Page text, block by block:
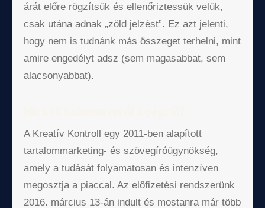
árát előre rögzítsük és ellenőriztessük velük,
csak utána adnak „zöld jelzést”. Ez azt jelenti,
hogy nem is tudnánk más összeget terhelni, mint
amire engedélyt adsz (sem magasabbat, sem
alacsonyabbat).
A Kreatív Kontroll egy 2011-ben alapított
tartalommarketing- és szövegíróügynökség,
amely a tudását folyamatosan és intenzíven
megosztja a piaccal. Az előfizetési rendszerünk
2016. március 13-án indult és mostanra már több